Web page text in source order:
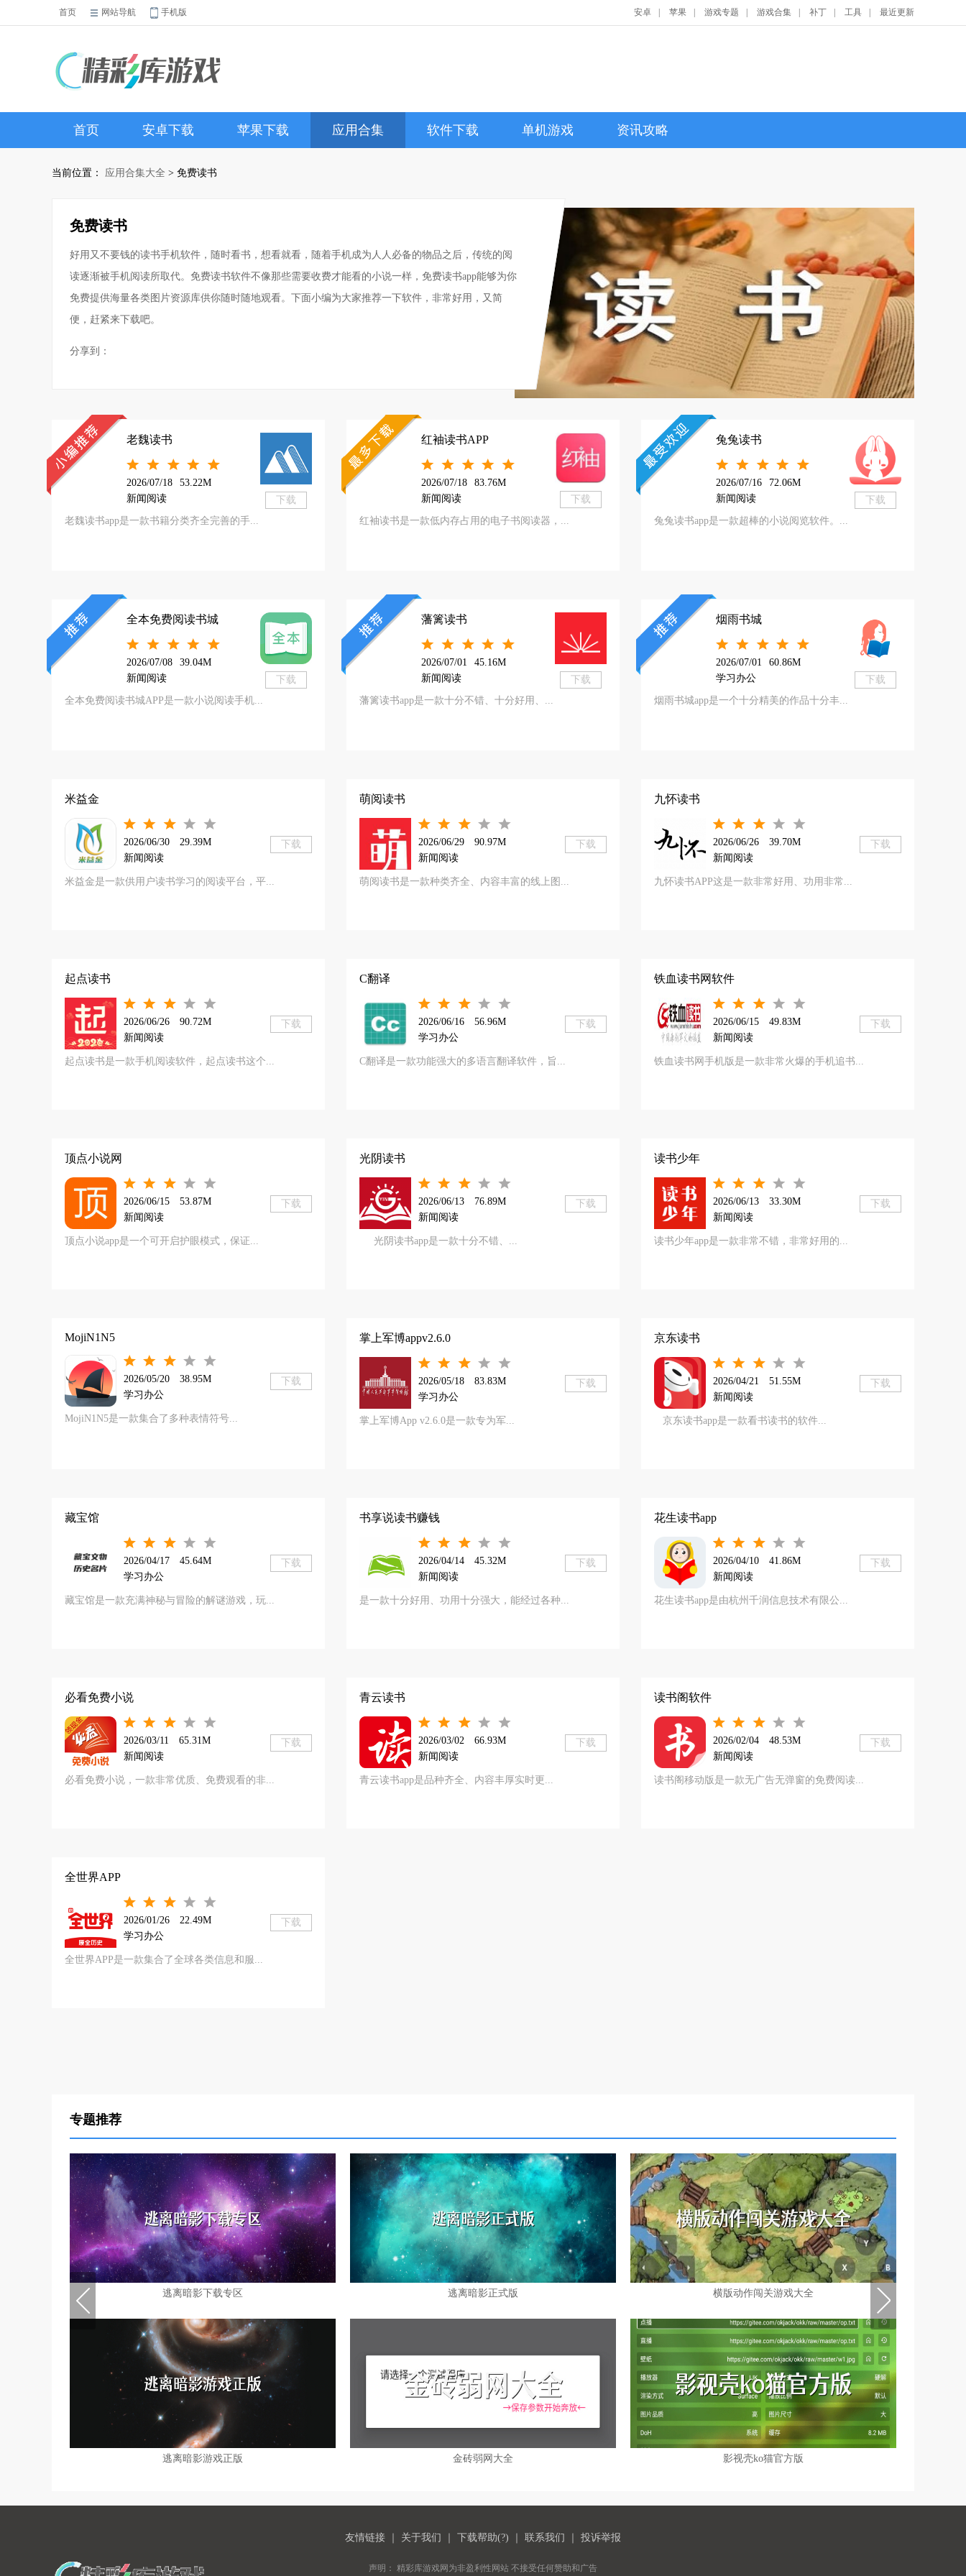
首页 网站导航 手机版 安卓 苹果 游戏专题 游戏合集 补丁 工具 最近更新
首页 安卓下载 苹果下载 应用合集 软件下载 单机游戏 资讯攻略
当前位置： 应用合集大全 > 免费读书
免费读书
好用又不要钱的读书手机软件，随时看书，想看就看，随着手机成为人人必备的物品之后，传统的阅
读逐渐被手机阅读所取代。免费读书软件不像那些需要收费才能看的小说一样，免费读书app能够为你
免费提供海量各类图片资源库供你随时随地观看。下面小编为大家推荐一下软件，非常好用，又简
便，赶紧来下载吧。
分享到：
下载
老魏读书
2026/07/18
53.22M
新闻阅读
老魏读书app是一款书籍分类齐全完善的手...
下载
红袖读书APP
2026/07/18
83.76M
新闻阅读
红袖读书是一款低内存占用的电子书阅读器，...
下载
兔兔读书
2026/07/16
72.06M
新闻阅读
兔兔读书app是一款超棒的小说阅览软件。...
下载
全本免费阅读书城
2026/07/08
39.04M
新闻阅读
全本免费阅读书城APP是一款小说阅读手机...
下载
藩篱读书
2026/07/01
45.16M
新闻阅读
藩篱读书app是一款十分不错、十分好用、...
下载
烟雨书城
2026/07/01
60.86M
学习办公
烟雨书城app是一个十分精美的作品十分丰...
米益金
2026/06/30
29.39M
新闻阅读
下载
米益金是一款供用户读书学习的阅读平台，平...
萌阅读书
2026/06/29
90.97M
新闻阅读
下载
萌阅读书是一款种类齐全、内容丰富的线上图...
九怀读书
2026/06/26
39.70M
新闻阅读
下载
九怀读书APP这是一款非常好用、功用非常...
起点读书
2026/06/26
90.72M
新闻阅读
下载
起点读书是一款手机阅读软件，起点读书这个...
C翻译
2026/06/16
56.96M
学习办公
下载
C翻译是一款功能强大的多语言翻译软件，旨...
铁血读书网软件
2026/06/15
49.83M
新闻阅读
下载
铁血读书网手机版是一款非常火爆的手机追书...
顶点小说网
2026/06/15
53.87M
新闻阅读
下载
顶点小说app是一个可开启护眼模式，保证...
光阴读书
2026/06/13
76.89M
新闻阅读
下载
光阴读书app是一款十分不错、...
读书少年
2026/06/13
33.30M
新闻阅读
下载
读书少年app是一款非常不错，非常好用的...
MojiN1N5
2026/05/20
38.95M
学习办公
下载
MojiN1N5是一款集合了多种表情符号...
掌上军博appv2.6.0
2026/05/18
83.83M
学习办公
下载
掌上军博App v2.6.0是一款专为军...
京东读书
2026/04/21
51.55M
新闻阅读
下载
京东读书app是一款看书读书的软件...
藏宝馆
2026/04/17
45.64M
学习办公
下载
藏宝馆是一款充满神秘与冒险的解谜游戏，玩...
书享说读书赚钱
2026/04/14
45.32M
新闻阅读
下载
是一款十分好用、功用十分强大，能经过各种...
花生读书app
2026/04/10
41.86M
新闻阅读
下载
花生读书app是由杭州千润信息技术有限公...
必看免费小说
2026/03/11
65.31M
新闻阅读
下载
必看免费小说，一款非常优质、免费观看的非...
青云读书
2026/03/02
66.93M
新闻阅读
下载
青云读书app是品种齐全、内容丰厚实时更...
读书阁软件
2026/02/04
48.53M
新闻阅读
下载
读书阁移动版是一款无广告无弹窗的免费阅读...
全世界APP
2026/01/26
22.49M
学习办公
下载
全世界APP是一款集合了全球各类信息和服...
专题推荐
逃离暗影下载专区
逃离暗影游戏正版
逃离暗影正式版
金砖弱网大全
横版动作闯关游戏大全
影视壳ko猫官方版
友情链接 关于我们 下载帮助(?) 联系我们 投诉举报
声明： 精彩库游戏网为非盈利性网站 不接受任何赞助和广告